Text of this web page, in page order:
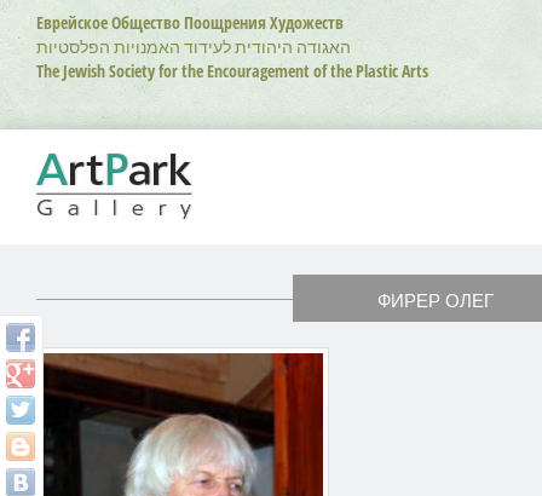
Перейти
основному
содержанию
Еврейское Общество Поощрения Художеств
האגודה היהודית לעידוד האמנויות הפלסטיות
The Jewish Society for the Encouragement of the Plastic Arts
ФИРЕР ОЛЕГ